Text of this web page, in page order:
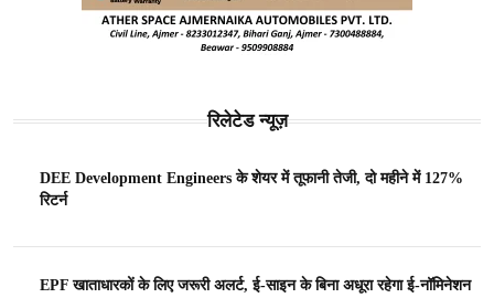
रिलेटेड न्यूज़
DEE Development Engineers के शेयर में तूफानी तेजी, दो महीने में 127%
रिटर्न
EPF खाताधारकों के लिए जरूरी अलर्ट, ई-साइन के बिना अधूरा रहेगा ई-नॉमिनेशन